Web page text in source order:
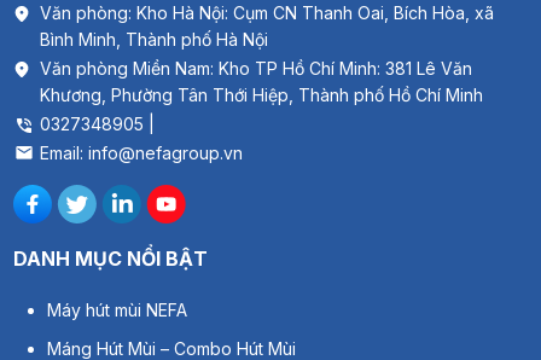
Văn phòng: Kho Hà Nội: Cụm CN Thanh Oai, Bích Hòa, xã
Bình Minh, Thành phố Hà Nội
Văn phòng Miền Nam: Kho TP Hồ Chí Minh: 381 Lê Văn
Khương, Phường Tân Thới Hiệp, Thành phố Hồ Chí Minh
0327348905 |
Email: info@nefagroup.vn
DANH MỤC NỔI BẬT
Máy hút mùi NEFA
Máng Hút Mùi – Combo Hút Mùi